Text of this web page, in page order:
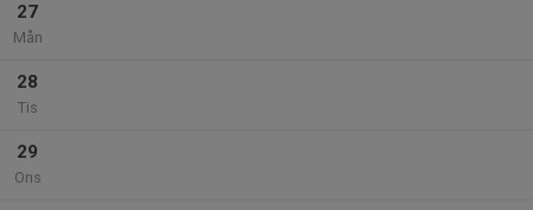
27
Mån
28
Tis
29
Ons